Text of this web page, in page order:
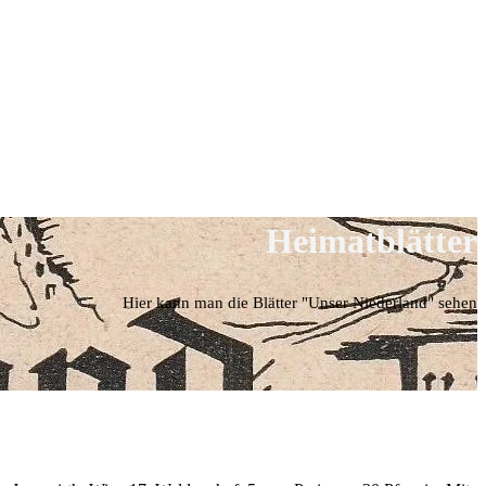
Heimatblätter
Hier kann man die Blätter "Unser Niederland" sehen